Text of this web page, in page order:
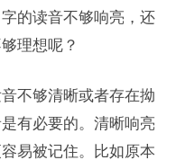
的读音不够响亮，还
理想呢？
不够清晰或者存在拗
有必要的。清晰响亮
易被记住。比如原本